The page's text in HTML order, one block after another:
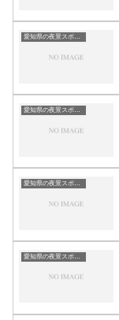
愛知県の夜景スポット一覧
愛知県の夜景スポット一覧
愛知県の夜景スポット一覧
愛知県の夜景スポット一覧